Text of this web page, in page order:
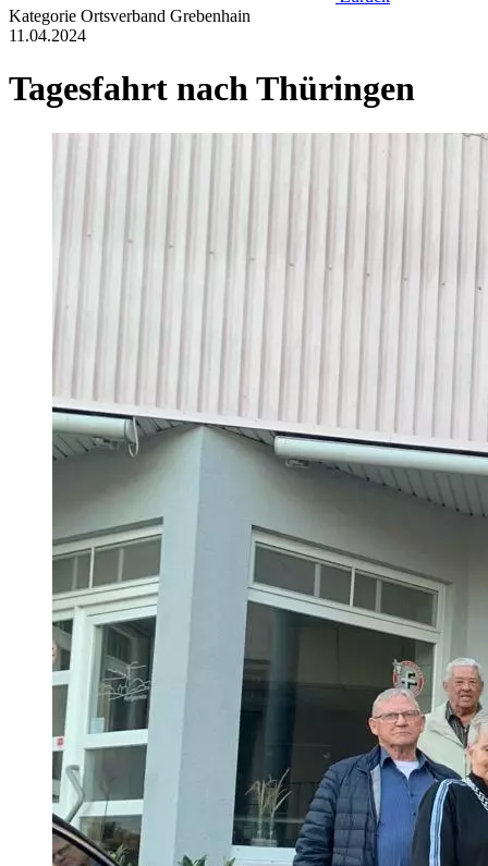
Kategorie Ortsverband Grebenhain
11.04.2024
Tagesfahrt nach Thüringen